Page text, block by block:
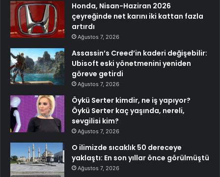
Honda, Nisan-Haziran 2026
çeyreğinde net karını iki kattan fazla
artırdı
Ağustos 7, 2026
Assassin’s Creed’in kaderi değişebilir:
Ubisoft eski yönetmenini yeniden
göreve getirdi
Ağustos 7, 2026
Öykü Serter kimdir, ne iş yapıyor?
Öykü Serter kaç yaşında, nereli,
sevgilisi kim?
Ağustos 7, 2026
O ilimizde sıcaklık 50 dereceye
yaklaştı: En son yıllar önce görülmüştü
Ağustos 7, 2026